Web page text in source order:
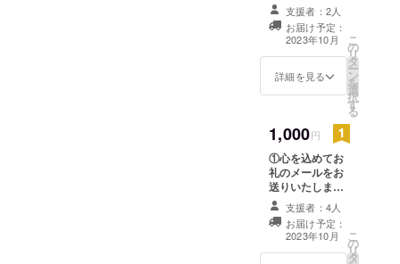
支援者：2人
お届け予定：
2023年10月
詳細を見る
こ
の
リ
タ
ー
ン
を
選
択
す
る
1,000円
①心を込めてお
礼のメールをお
送りいたしま
す。 ②メンバー
個人ごとの感想
や今後のやりた
いことをまとめ
たメッセージの
支援者：4人
お届け予定：
2023年10月
こ
の
リ
タ